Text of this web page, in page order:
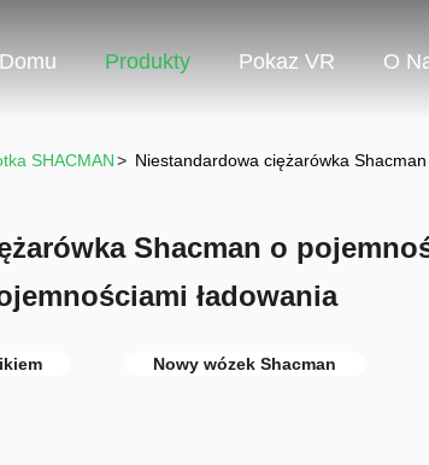
Produkty Pokaz VR O
SHACMAN> Niestandardowa ciężarówka
Shacman o
ładowania
Nowy wózek Shacman